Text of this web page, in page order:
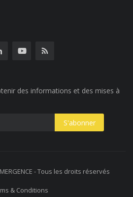
des informations et des mises à
- Tous les droits réservés
& Conditions